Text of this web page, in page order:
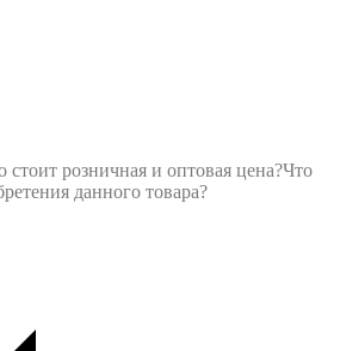
стоит розничная и оптовая цена?Что
данного товара?